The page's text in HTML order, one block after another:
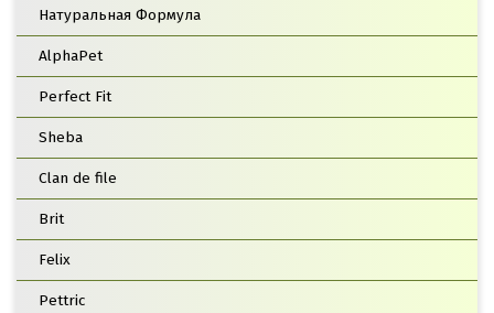
Натуральная Формула
AlphaPet
Perfect Fit
Sheba
Clan de file
Brit
Felix
Pettric